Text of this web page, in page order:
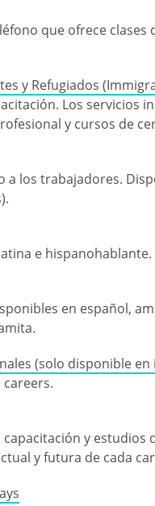
que ofrece clases
y Refugiados
Los servicios
y cursos de
a los trabajadores.
e hispanohablante.
en español,
(solo disponible en
y
y futura de cada